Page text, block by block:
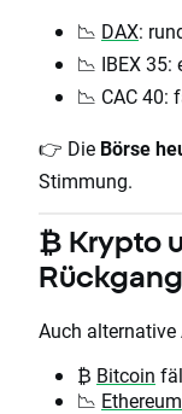
📉 DAX:
📉 IBEX 35:
📉 CAC 40:
👉 Die Börse
Stimmung.
₿ Krypto
Rückgang
Auch alternative
₿ Bitcoin
📉 Ethereum